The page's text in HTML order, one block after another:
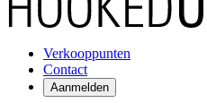
Verkooppunten
Contact
Aanmelden